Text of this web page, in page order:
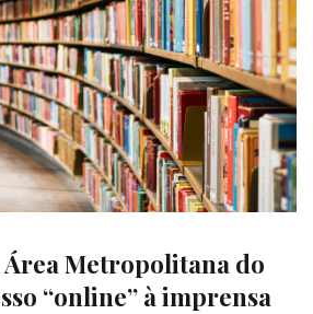
Metropolitana do
“online” à imprensa